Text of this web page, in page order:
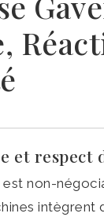
et respect
non-
intègrent